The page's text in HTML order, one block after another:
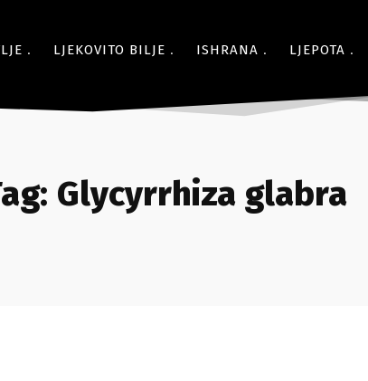
LJEKOVITO BILJE ISHRANA LJEPOTA
Glycyrrhiza glabra